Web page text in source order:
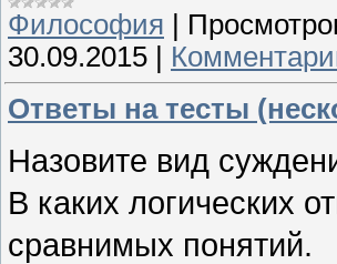
Философия
30.09.2015
Ответы на тесты
Назовите вид
В каких логических
сравнимых понятий.